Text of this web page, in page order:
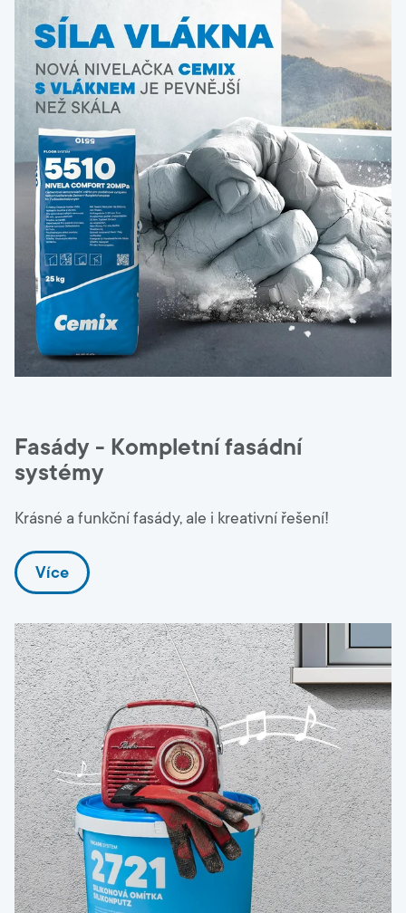
Fasády - Kompletní fasádní
systémy
Krásné a funkční fasády, ale i kreativní řešení!
Více